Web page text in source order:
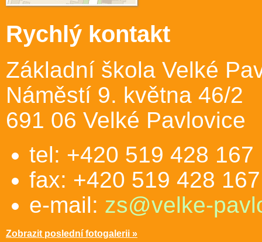
Rychlý kontakt
Základní škola Velké
Náměstí 9. května 46/2
691 06 Velké Pavlovice
tel: +420 519 428 167
fax: +420 519 428 167
e-mail: zs@velke-
Zobrazit poslední fotogalerii »